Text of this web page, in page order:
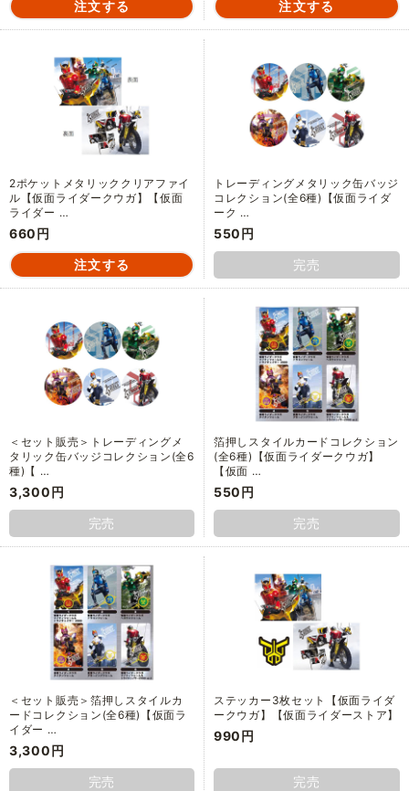
2ポケットメタリッククリアファイ
ル【仮面ライダークウガ】【仮面
ライダー …
660円
トレーディングメタリック缶バッジ
コレクション(全6種)【仮面ライダ
ーク …
550円
完売
＜セット販売＞トレーディングメ
タリック缶バッジコレクション(全6
種)【 …
3,300円
完売
箔押しスタイルカードコレクション
(全6種)【仮面ライダークウガ】
【仮面 …
550円
完売
＜セット販売＞箔押しスタイルカ
ードコレクション(全6種)【仮面ラ
イダー …
3,300円
完売
ステッカー3枚セット【仮面ライダ
ークウガ】【仮面ライダーストア】
990円
完売